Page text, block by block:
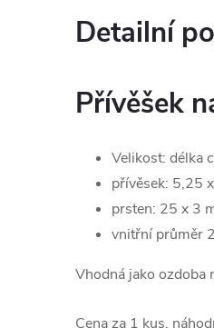
Detailní
Přívěšek
Velikost: délka
přívěsek: 5,25
prsten: 25 x 3
vnitřní průměr
Vhodná jako ozdoba
Cena za 1 kus,